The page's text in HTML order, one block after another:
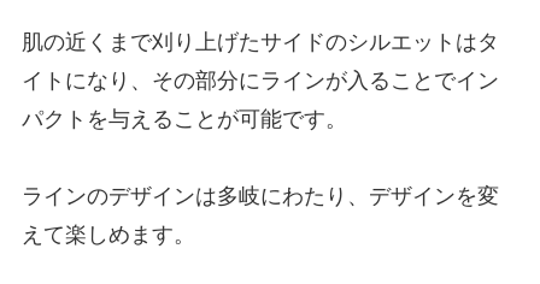
肌の近くまで刈り上げたサイドのシルエットはタ
イトになり、その部分にラインが入ることでイン
パクトを与えることが可能です。
ラインのデザインは多岐にわたり、デザインを変
えて楽しめます。